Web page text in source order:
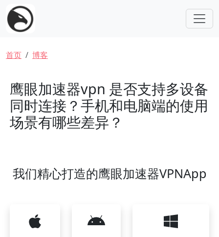
跳转到主要内容
面包屑
首页 博客
鹰眼加速器vpn 是否支持多设备
同时连接？手机和电脑端的使用
场景有哪些差异？
我们精心打造的鹰眼加速器VPNApp